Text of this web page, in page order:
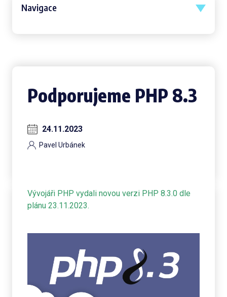
Navigace
Podporujeme PHP 8.3
24.11.2023
Pavel Urbánek
Vývojáři PHP vydali novou verzi PHP 8.3.0 dle
plánu 23.11.2023.